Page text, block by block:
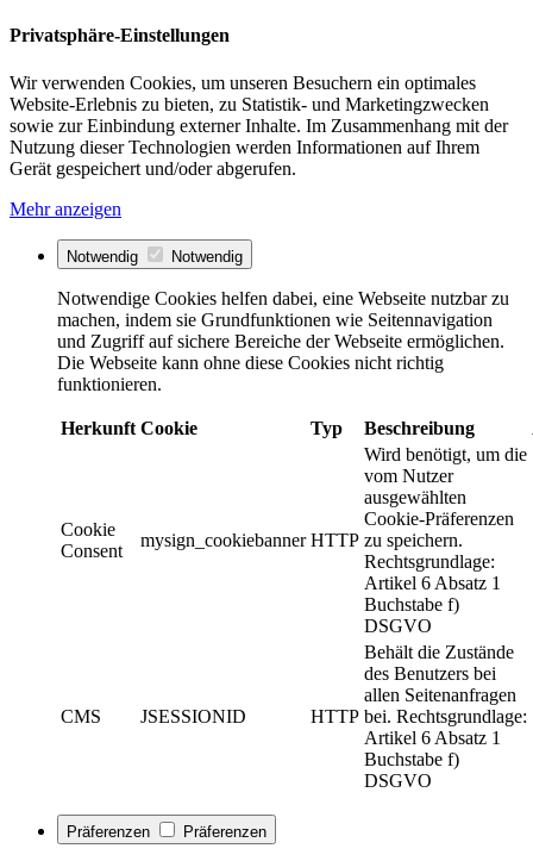
Privatsphäre-Einstellungen
Wir verwenden Cookies, um unseren Besuchern ein optimales
Website-Erlebnis zu bieten, zu Statistik- und Marketingzwecken
sowie zur Einbindung externer Inhalte. Im Zusammenhang mit der
Nutzung dieser Technologien werden Informationen auf Ihrem
Gerät gespeichert und/oder abgerufen.
Mehr anzeigen
Notwendig Notwendig
Notwendige Cookies helfen dabei, eine Webseite nutzbar zu
machen, indem sie Grundfunktionen wie Seitennavigation
und Zugriff auf sichere Bereiche der Webseite ermöglichen.
Die Webseite kann ohne diese Cookies nicht richtig
funktionieren.
Herkunft Cookie Typ Beschreibung
Cookie
Consent
mysign_cookiebanner HTTP
Wird benötigt, um die
vom Nutzer
ausgewählten
Cookie-Präferenzen
zu speichern.
Rechtsgrundlage:
Artikel 6 Absatz 1
Buchstabe f)
DSGVO
CMS JSESSIONID HTTP
Behält die Zustände
des Benutzers bei
allen Seitenanfragen
bei. Rechtsgrundlage:
Artikel 6 Absatz 1
Buchstabe f)
DSGVO
Präferenzen Präferenzen